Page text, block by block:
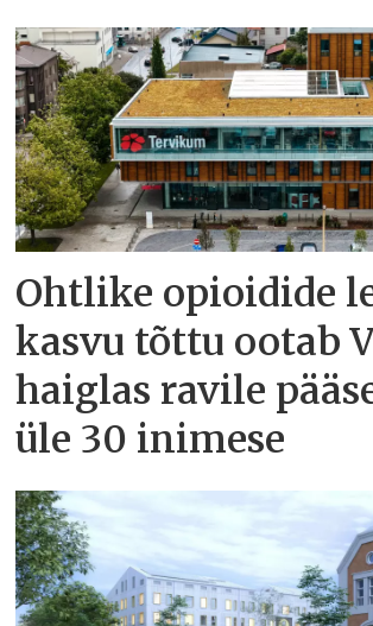
Ohtlike opioidide
kasvu tõttu ootab
haiglas ravile
üle 30 inimese